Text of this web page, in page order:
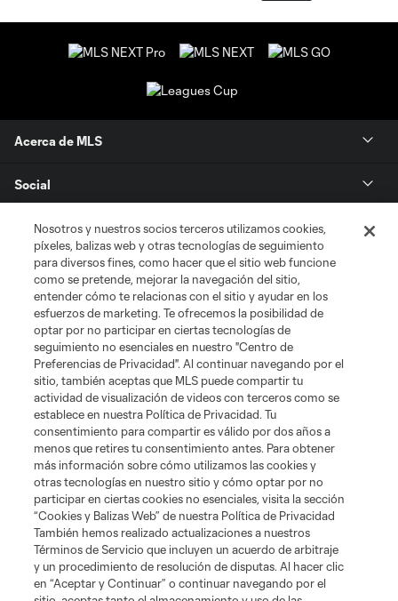
Acerca de MLS
Social
Tienda
Club Sites
Términos de servicio Política de privacidad
No vender mi información
Cookies Settings
©2026 MLS. El nombre y escudo de la Major League Soccer y MLS son
marcas registradas de League Soccer, L.L.C. (“MLS”). Los nombres y logos
de los equipos de la MLS están registrados y son marcas bajo ley común
de la MLS o son usadas con el permiso de sus propietarios. Uso
desautorizado está prohibido.
Nosotros y nuestros socios terceros utilizamos cookies,
píxeles, balizas web y otras tecnologías de seguimiento
para diversos fines, como hacer que el sitio web funcione
como se pretende, mejorar la navegación del sitio,
entender cómo te relacionas con el sitio y ayudar en los
esfuerzos de marketing. Te ofrecemos la posibilidad de
optar por no participar en ciertas tecnologías de
seguimiento no esenciales en nuestro "Centro de
Preferencias de Privacidad". Al continuar navegando por el
sitio, también aceptas que MLS puede compartir tu
actividad de visualización de videos con terceros como se
establece en nuestra Política de Privacidad. Tu
consentimiento para compartir es válido por dos años a
menos que retires tu consentimiento antes. Para obtener
más información sobre cómo utilizamos las cookies y
otras tecnologías en nuestro sitio y cómo optar por no
participar en ciertas cookies no esenciales, visita la sección
“Cookies y Balizas Web” de nuestra Política de Privacidad
También hemos realizado actualizaciones a nuestros
Términos de Servicio que incluyen un acuerdo de arbitraje
y un procedimiento de resolución de disputas. Al hacer clic
en “Aceptar y Continuar” o continuar navegando por el